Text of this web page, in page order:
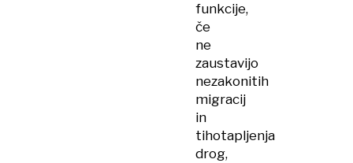
funkcije,
če
ne
zaustavijo
nezakonitih
migracij
in
tihotapljenja
drog,